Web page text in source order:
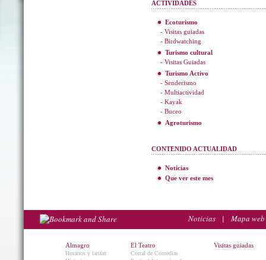
ACTIVIDADES
Ecoturismo
- Visitas guiadas
- Birdwatching
Turismo cultural
- Visitas Guiadas
Turismo Activo
- Senderismo
- Multiactividad
- Kayak
- Buceo
Agroturismo
CONTENIDO ACTUALIDAD
Noticias
Que ver este mes
Noticias | Mapa web
Almagro
Horarios y tarifas
El Teatro
Corral de Comedias
Visitas guiadas